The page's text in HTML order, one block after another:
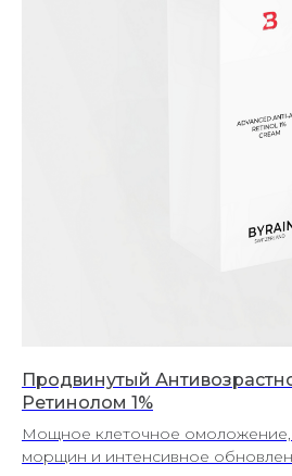
Продвинутый
Ретинолом 1%
Мощное клеточное омоложение,
морщин и интенсивное